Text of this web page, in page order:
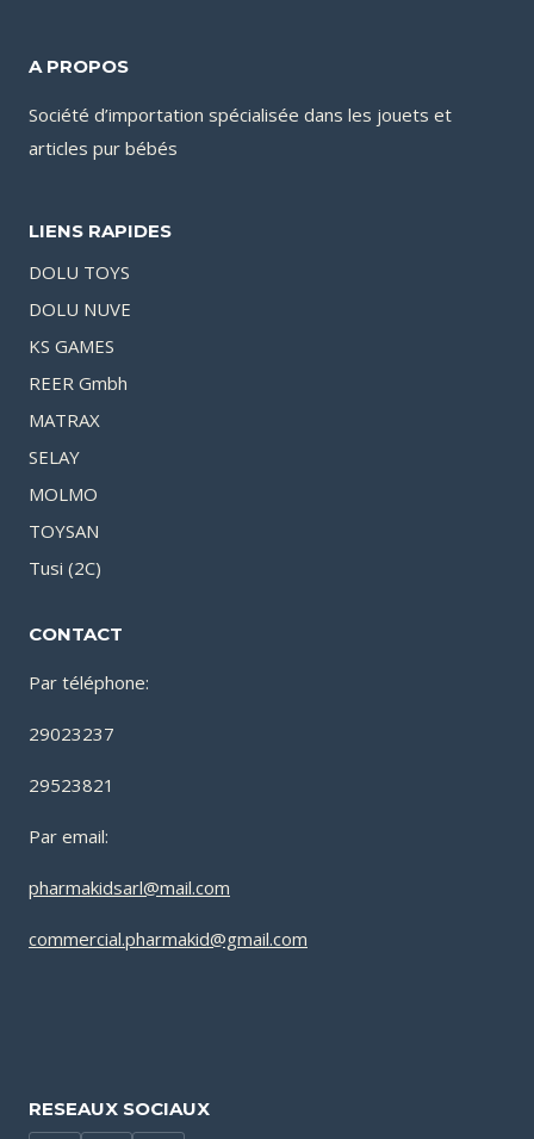
A PROPOS
Société d’importation spécialisée dans les jouets et
articles pur bébés
LIENS RAPIDES
DOLU TOYS
DOLU NUVE
KS GAMES
REER Gmbh
MATRAX
SELAY
MOLMO
TOYSAN
Tusi (2C)
CONTACT
Par téléphone:
29023237
29523821
Par email:
pharmakidsarl@mail.com
commercial.pharmakid@gmail.com
RESEAUX SOCIAUX